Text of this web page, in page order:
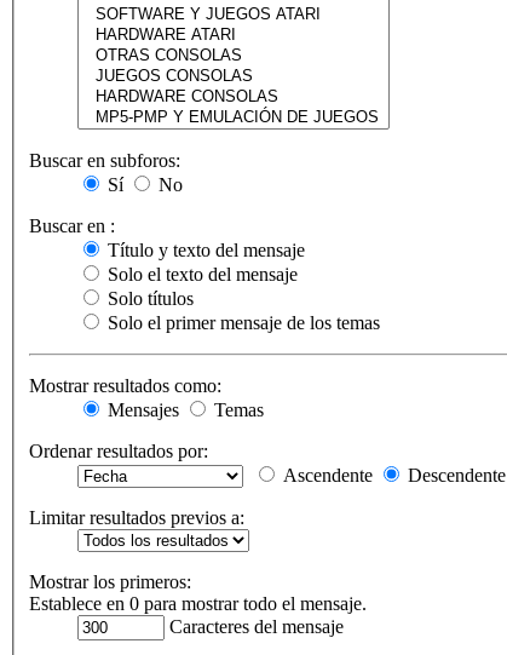
Buscar en subforos:
Sí
No
Buscar en :
Título y texto del mensaje
Solo el texto del mensaje
Solo títulos
Solo el primer mensaje de los temas
Mostrar resultados como:
Mensajes
Temas
Ordenar resultados por:
Ascendente
Descendente
Limitar resultados previos a:
Mostrar los primeros:
Establece en 0 para mostrar todo el mensaje.
Caracteres del mensaje